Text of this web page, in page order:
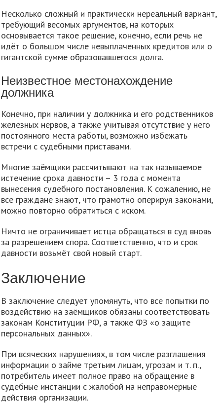
Несколько сложный и практически нереальный вариант,
требующий весомых аргументов, на которых
основывается такое решение, конечно, если речь не
идёт о большом числе невыплаченных кредитов или о
гигантской сумме образовавшегося долга.
Неизвестное местонахождение
должника
Конечно, при наличии у должника и его родственников
железных нервов, а также учитывая отсутствие у него
постоянного места работы, возможно избежать
встречи с судебными приставами.
Многие заёмщики рассчитывают на так называемое
истечение срока давности – 3 года с момента
вынесения судебного постановления. К сожалению, не
все граждане знают, что грамотно оперируя законами,
можно повторно обратиться с иском.
Ничто не ограничивает истца обращаться в суд вновь
за разрешением спора. Соответственно, что и срок
давности возьмёт свой новый старт.
Заключение
В заключение следует упомянуть, что все попытки по
воздействию на заёмщиков обязаны соответствовать
законам Конституции РФ, а также ФЗ «о защите
персональных данных».
При всяческих нарушениях, в том числе разглашения
информации о займе третьим лицам, угрозам и т. п.,
потребитель имеет полное право на обращение в
судебные инстанции с жалобой на неправомерные
действия организации.